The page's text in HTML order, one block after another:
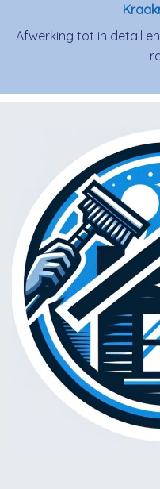
Afwerking tot in detail